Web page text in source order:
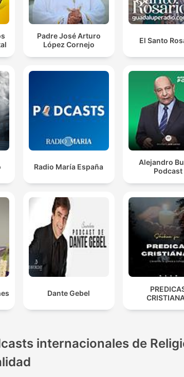
Padre José Arturo
López Cornejo
El Santo
Radio María España
Alejandro
Podcast
Dante Gebel
internacionales de